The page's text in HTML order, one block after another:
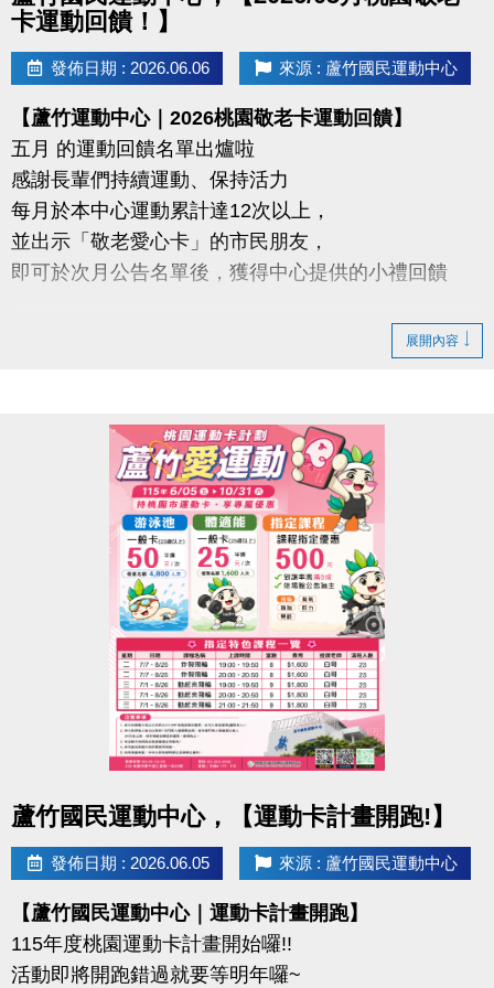
#KiiiKiii－I Do Me（或依實際課程曲目調整）
◆注意事項
1.請穿著運動服裝及乾淨運動鞋，並攜帶水壺、毛
巾。
2.因個人因素無法參與者，恕不退費。
3.欲轉班者請至櫃檯辦理，每人限辦理乙次。
4.場館內禁止飲食（飲用水及運動飲料除外）。
5.主辦單位保有課程調整、延期及最終解釋權。
6.如有未盡事宜，依現場公告為準。
https://www.lzsports.com.tw/zh_TW/news/pageID/1/
-FB : 桃園市蘆竹國民運動中心
-IG : @luzhusports
卡運動回饋！】
發佈日期 : 2026.06.06 來源 : 蘆竹國民運動中心
【蘆竹運動中心｜2026桃園敬老卡運動回饋】
五月 的運動回饋名單出爐啦
感謝長輩們持續運動、保持活力
每月於本中心運動累計達12次以上，
並出示「敬老愛心卡」的市民朋友，
即可於次月公告名單後，獲得中心提供的小禮回饋
請於115年6/5日後 攜帶敬老愛心卡至本中心領取
◆ 需本人親自前來領取
◆ 不可委託他人代領
持續運動不僅讓身體更健康，
還能感受滿滿的鼓勵與心意
-洽詢專線：03-2639066 #112
-官網 :
https://www.lzsports.com.tw/zh_TW/news/pageID/1/
-FB : 桃園市蘆竹國民運動中心
-IG : @luzhusports
展開內容
蘆竹國民運動中心，【運動卡計畫開跑!】
發佈日期 : 2026.06.05 來源 : 蘆竹國民運動中心
【蘆竹國民運動中心｜運動卡計畫開跑】
115年度桃園運動卡計畫開始囉!!
活動即將開跑錯過就要等明年囉~